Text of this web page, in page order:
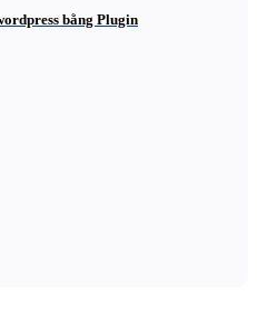
bằng Plugin